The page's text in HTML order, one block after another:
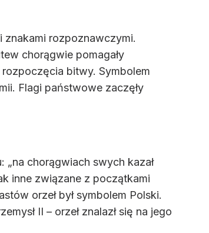
znakami rozpoznawczymi.
chorągwie pomagały
bitwy. Symbolem
Flagi państwowe zaczęły
„na chorągwiach swych kazał
inne związane z początkami
orzeł był symbolem Polski.
II – orzeł znalazł się na jego